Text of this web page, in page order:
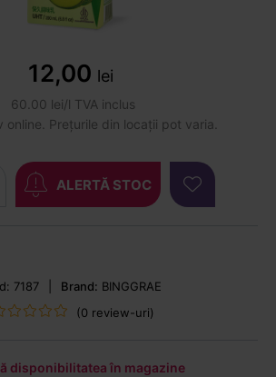
12,00 lei
60.00 lei/l TVA inclus
online. Prețurile din locații pot varia.
ALERTĂ STOC
7187 Brand: BINGGRAE
(0 review-uri)
disponibilitatea în magazine